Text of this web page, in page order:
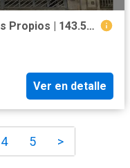
Amplio Departamento Con Aires Propios | 143.57 M² | Excelente Oportunidad En Comas.
Ver en detalle
4 5 >